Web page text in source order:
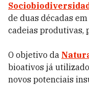
de duas décadas
cadeias produtivas,
O objetivo da
bioativos já
novos potenciais